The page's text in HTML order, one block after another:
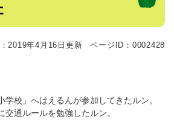
2019年4月16日更新 ページID：0002428
校」へはえるんが参加してきたルン。
通ルールを勉強したルン。